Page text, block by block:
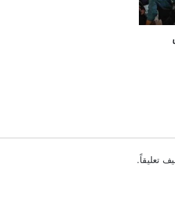
تعليقاً.